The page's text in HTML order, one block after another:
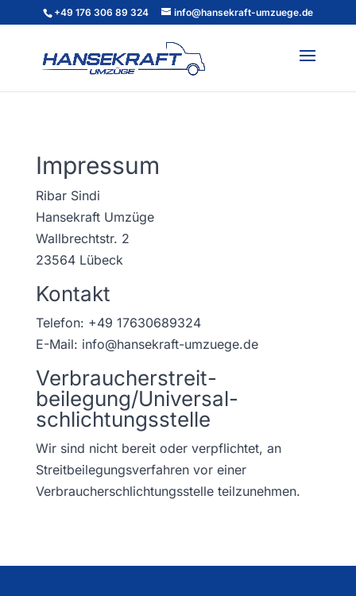
+49 176 306 89 324 info@hansekraft-umzuege.de
Impressum
Ribar Sindi
Hansekraft Umzüge
Wallbrechtstr. 2
23564 Lübeck
Kontakt
Telefon: +49 17630689324
E-Mail: info@hansekraft-umzuege.de
Verbraucher­streit­
beilegung/Universal­
schlichtungs­stelle
Wir sind nicht bereit oder verpflichtet, an
Streitbeilegungsverfahren vor einer
Verbraucherschlichtungsstelle teilzunehmen.